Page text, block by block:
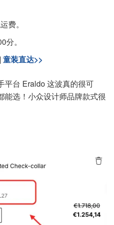
费。
。
| 童装直达>>
平台 Eraldo 这波真的很可
能选！小众设计师品牌款式很